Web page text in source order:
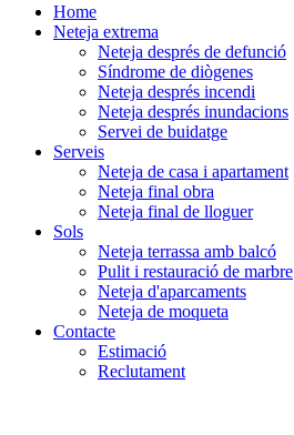
Home
Neteja extrema
Neteja després de defunció
Síndrome de diògenes
Neteja després incendi
Neteja després inundacions
Servei de buidatge
Serveis
Neteja de casa i apartament
Neteja final obra
Neteja final de lloguer
Sols
Neteja terrassa amb balcó
Pulit i restauració de marbre
Neteja d'aparcaments
Neteja de moqueta
Contacte
Estimació
Reclutament